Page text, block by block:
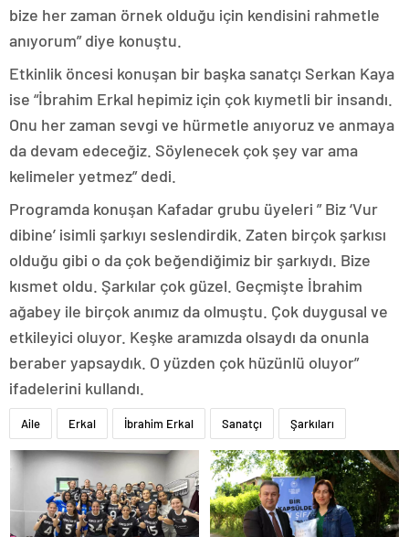
bize her zaman örnek olduğu için kendisini rahmetle
anıyorum” diye konuştu.
Etkinlik öncesi konuşan bir başka sanatçı Serkan Kaya
ise “İbrahim Erkal hepimiz için çok kıymetli bir insandı.
Onu her zaman sevgi ve hürmetle anıyoruz ve anmaya
da devam edeceğiz. Söylenecek çok şey var ama
kelimeler yetmez” dedi.
Programda konuşan Kafadar grubu üyeleri ” Biz ‘Vur
dibine’ isimli şarkıyı seslendirdik. Zaten birçok şarkısı
olduğu gibi o da çok beğendiğimiz bir şarkıydı. Bize
kısmet oldu. Şarkılar çok güzel. Geçmişte İbrahim
ağabey ile birçok anımız da olmuştu. Çok duygusal ve
etkileyici oluyor. Keşke aramızda olsaydı da onunla
beraber yapsaydık. O yüzden çok hüzünlü oluyor”
ifadelerini kullandı.
Aile Erkal İbrahim Erkal Sanatçı Şarkıları